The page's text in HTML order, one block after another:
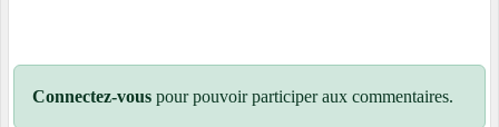
Connectez-vous pour pouvoir participer aux commentaires.